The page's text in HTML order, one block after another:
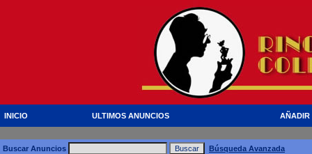
INICIO ULTIMOS ANUNCIOS AÑADIR
Buscar Anuncios
Búsqueda Avanzada